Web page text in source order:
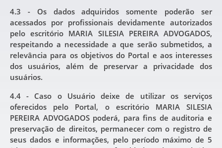
4.3 - Os dados adquiridos somente poderão ser
acessados por profissionais devidamente autorizados
pelo escritório MARIA SILESIA PEREIRA ADVOGADOS,
respeitando a necessidade a que serão submetidos, a
relevância para os objetivos do Portal e aos interesses
dos usuários, além de preservar a privacidade dos
usuários.
4.4 - Caso o Usuário deixe de utilizar os serviços
oferecidos pelo Portal, o escritório MARIA SILESIA
PEREIRA ADVOGADOS poderá, para fins de auditoria e
preservação de direitos, permanecer com o registro de
seus dados e informações, pelo período máximo de 5